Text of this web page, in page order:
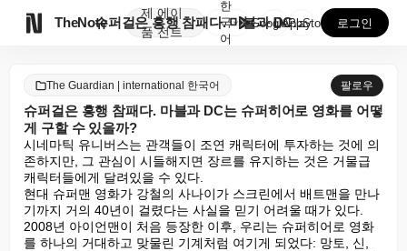
TheNote
제
품
에이
전트
슈퍼걸은 흥행 참패다. 마블과 DC는 슈퍼히어로 영화를...
한
국
어
GooglePlay
AppStore 로그인
The Guardian | international 한국어 팔로우
슈퍼걸은 흥행 참패다. 마블과 DC는 슈퍼히어로 영화를 어떻
게 구할 수 있을까?
시네마틱 유니버스는 관객들이 조연 캐릭터에 투자하는 것에 의
존하지만, 그 관심이 시들해지면 장르를 유지하는 것은 거물급
캐릭터들에게 달려있을 수 있다.
현대 슈퍼맨 영화가 강철의 사나이가 스크린에서 배트맨을 만나
기까지 거의 40년이 걸렸다는 사실을 믿기 어려울 때가 있다.
2008년 아이언맨이 처음 등장한 이후, 우리는 슈퍼히어로 영화
를 하나의 거대하고 맞물린 기계처럼 여기게 되었다: 망토, 신,